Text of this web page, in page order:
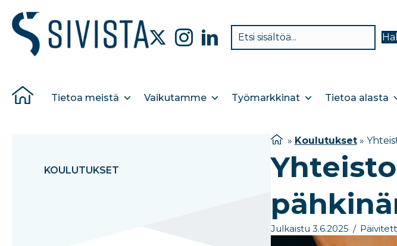
Tietoa meistä Vaikutamme Työmarkkinat Tietoa alasta
KOULUTUKSET
» Koulutukset»
Julkaistu 3.6.2025 /